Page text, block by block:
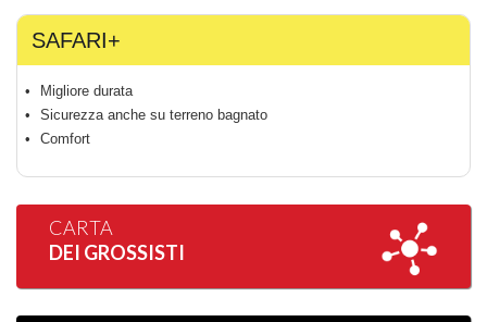
SAFARI+
Migliore durata
Sicurezza anche su terreno bagnato
Comfort
CARTA
DEI GROSSISTI